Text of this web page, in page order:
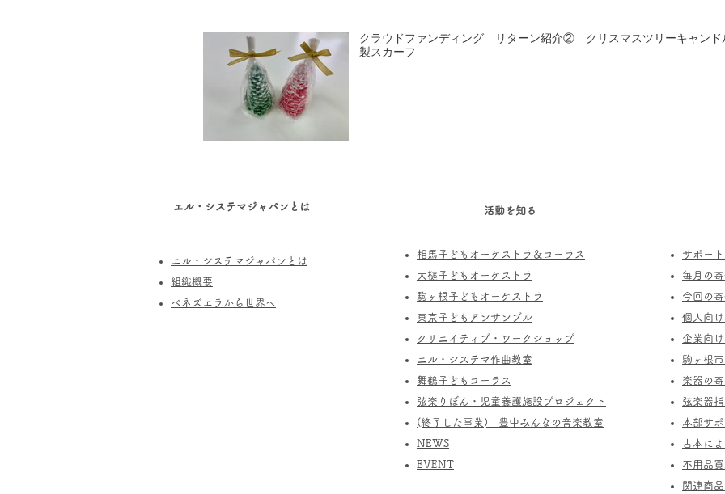
クラウドファンディング リターン紹介② クリスマスツリーキャンド
製スカーフ
エル・システマジャパンとは
エル・システマジャパンとは
​組織概要
​ベネズエラから世界へ
活動を知る
相馬子どもオーケストラ＆コーラス
​大槌子どもオーケストラ
駒ヶ根子どもオーケストラ
​東京子どもアンサンブル
​クリエイティブ・ワークショップ
エル・システマ作曲教室
​舞鶴子どもコーラス
​​弦楽りぼん・児童養護施設プロジェクト
(終了した事業) ​豊中みんなの音楽教室
​NEWS
​EVENT
サポー
毎月の
今回の
個人向
企業向
駒ヶ根
楽器の
弦楽器
本部サ
古本に
不用品
関連商